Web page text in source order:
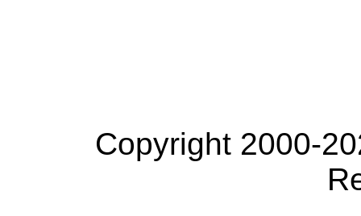
Copyright 2000-